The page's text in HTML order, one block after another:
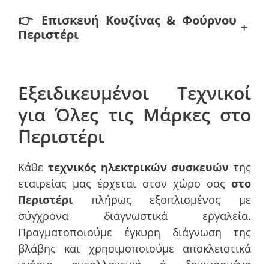
👉 Επισκευή Κουζίνας & Φούρνου
Περιστέρι
+
Εξειδικευμένοι Τεχνικοί
για Όλες τις Μάρκες στο
Περιστέρι
Κάθε τεχνικός ηλεκτρικών συσκευών της
εταιρείας μας έρχεται στον χώρο σας στο
Περιστέρι πλήρως εξοπλισμένος με
σύγχρονα διαγνωστικά εργαλεία.
Πραγματοποιούμε έγκυρη διάγνωση της
βλάβης και χρησιμοποιούμε αποκλειστικά